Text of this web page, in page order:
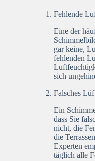
Fehlende
Eine der
gar keine,
fehlenden
sich
Falsches
Ein
dass Sie
nicht, die
die
Experten
täglich alle